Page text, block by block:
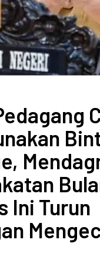
Ini Turun